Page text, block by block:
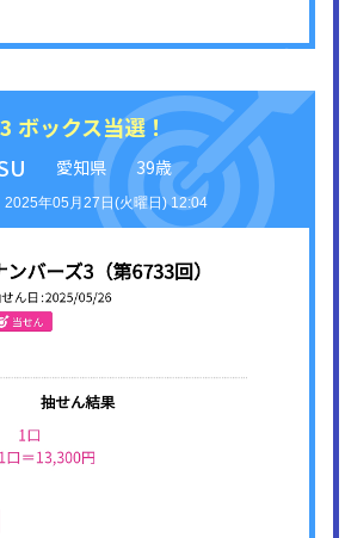
ボックス当選！
愛知県 39歳
2025年05月27日(火曜日) 12:04